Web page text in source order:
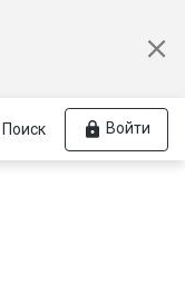
Поиск Войти